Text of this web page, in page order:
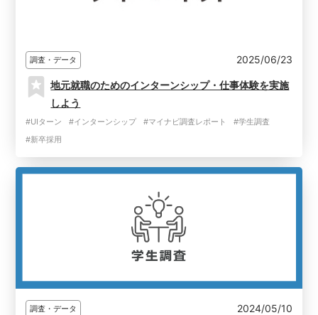
調査・データ 2025/06/23
地元就職のためのインターンシップ・仕事体験を実施
しよう
#UIターン #インターンシップ #マイナビ調査レポート
#学生調査
#新卒採用
調査・データ 2024/05/10